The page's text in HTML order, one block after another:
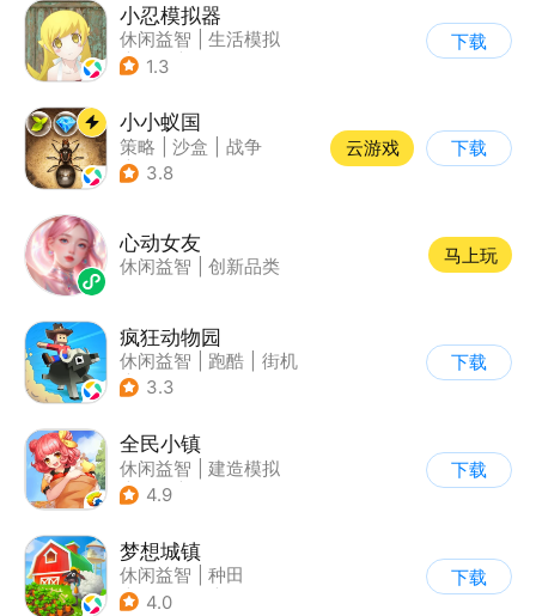
小忍模拟器
休闲益智
生活模拟
| 恋爱
1.3
下载
小小蚁国
策略 沙盒
战争
| 写实
3.8
云游戏 下载
心动女友
休闲益智 创新品类
马上玩
疯狂动物园
休闲益智 跑酷
街机
| 像素风
3.3
下载
全民小镇
休闲益智
建造模拟
| 卡通
4.9
下载
梦想城镇
休闲益智
种田
| 田园生活
4.0
下载